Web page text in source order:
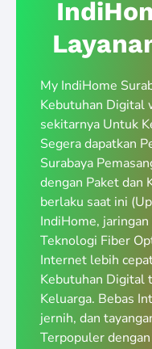
My IndiHome
Kebutuhan Digital
sekitarnya Untuk
Segera dapatkan
Surabaya
dengan Paket dan
berlaku saat ini
IndiHome,
Teknologi Fiber
Internet lebih
Kebutuhan Digital
Keluarga. Bebas
jernih, dan
Terpopuler